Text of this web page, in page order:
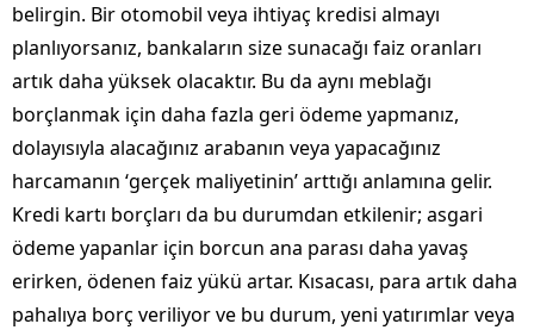
belirgin. Bir otomobil veya ihtiyaç kredisi almayı
planlıyorsanız, bankaların size sunacağı faiz oranları
artık daha yüksek olacaktır. Bu da aynı meblağı
borçlanmak için daha fazla geri ödeme yapmanız,
dolayısıyla alacağınız arabanın veya yapacağınız
harcamanın ‘gerçek maliyetinin’ arttığı anlamına gelir.
Kredi kartı borçları da bu durumdan etkilenir; asgari
ödeme yapanlar için borcun ana parası daha yavaş
erirken, ödenen faiz yükü artar. Kısacası, para artık daha
pahalıya borç veriliyor ve bu durum, yeni yatırımlar veya